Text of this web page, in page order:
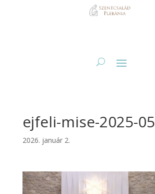
ejfeli-mise-2025-05
2026. január 2.